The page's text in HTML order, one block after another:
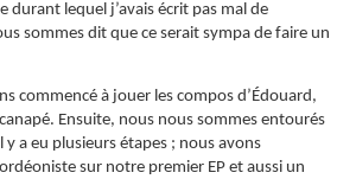
durant lequel j’avais écrit pas mal de
sommes dit que ce serait sympa de faire un
commencé à jouer les compos d’Édouard,
Ensuite, nous nous sommes entourés
y a eu plusieurs étapes ; nous avons
sur notre premier EP et aussi un